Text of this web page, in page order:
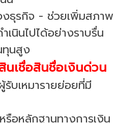
ธุรกิจ - ช่วยเพิ่มสภาพ
เนินไปได้อย่างราบรื่น
ทุนสูง
เชื่อสินชื่อเงินด่วน
รับเหมารายย่อยที่มี
รือหลักฐานทางการเงิน